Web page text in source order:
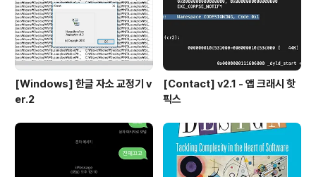
[Windows] 한글 자소 교정기 v
er.2
[Contact] v2.1 - 앱 크래시 핫
픽스